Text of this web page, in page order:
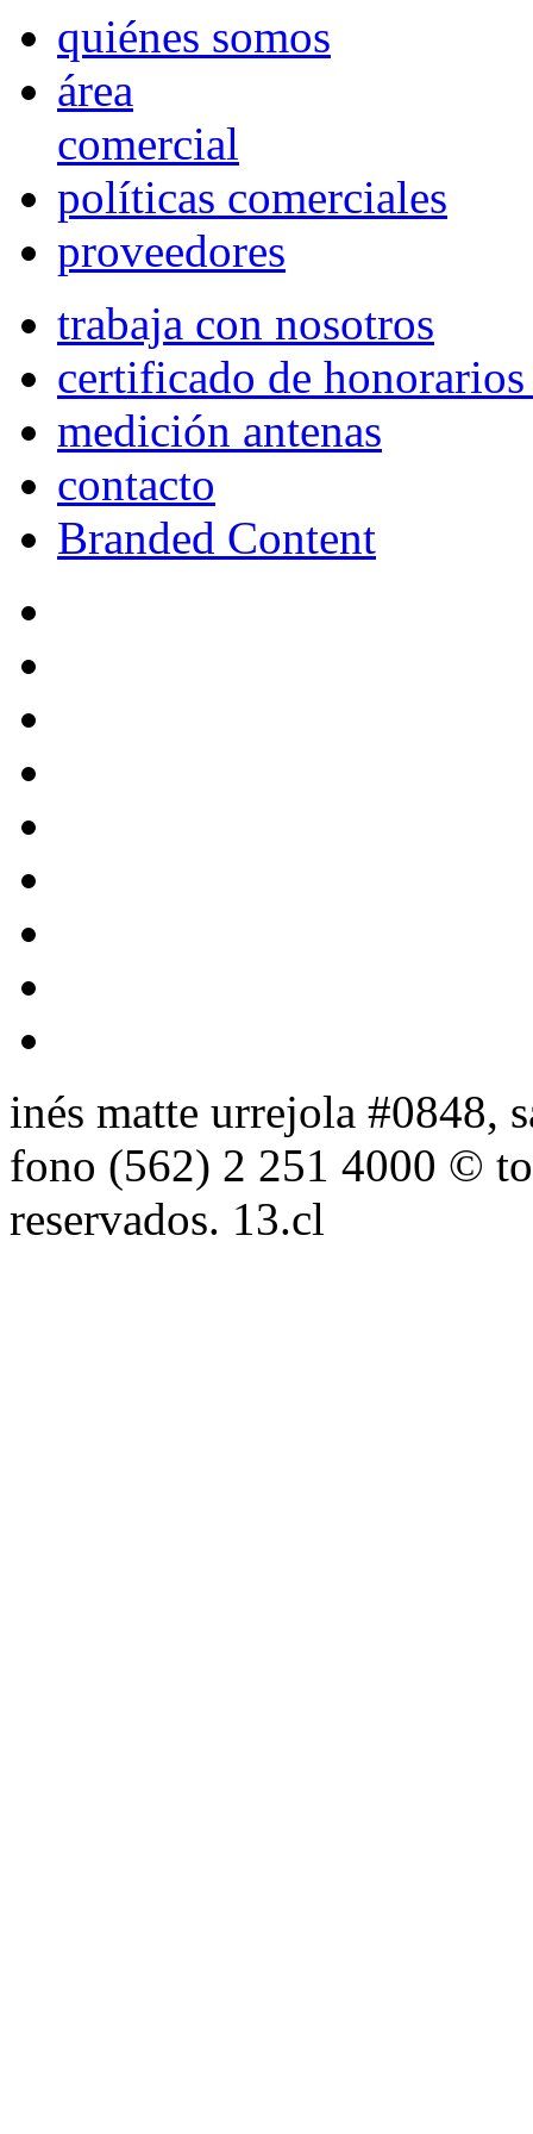
quiénes somos
área
comercial
políticas comerciales
proveedores
trabaja con nosotros
certificado de
medición antenas
contacto
Branded Content
inés matte urrejola #0848,
fono (562) 2 251 4000 ©
reservados. 13.cl